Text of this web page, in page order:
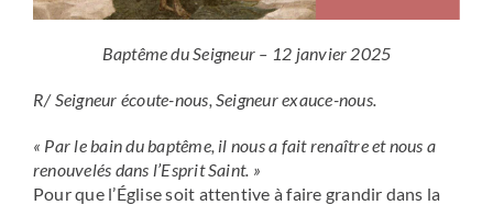
Baptême du Seigneur – 12 janvier 2025
R/ Seigneur écoute-nous, Seigneur exauce-nous.
« Par le bain du baptême, il nous a fait renaître et nous a
renouvelés dans l’Esprit Saint. »
Pour que l’Église soit attentive à faire grandir dans la